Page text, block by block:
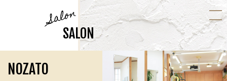
Salon
SALON
NOZATO